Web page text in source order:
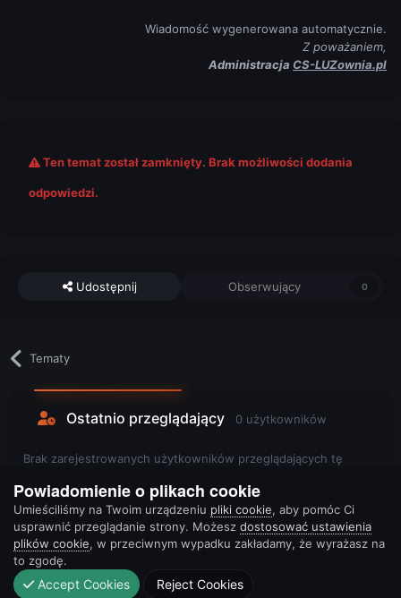
Wiadomość wygenerowana automatycznie.
Z poważaniem,
Administracja CS-LUZownia.pl
Ten temat został zamknięty. Brak możliwości dodania
odpowiedzi.
Udostępnij Obserwujący 0
Tematy
Ostatnio przeglądający 0 użytkowników
Brak zarejestrowanych użytkowników przeglądających tę
Powiadomienie o plikach cookie
Umieściliśmy na Twoim urządzeniu pliki cookie, aby pomóc Ci
usprawnić przeglądanie strony. Możesz dostosować ustawienia
plików cookie, w przeciwnym wypadku zakładamy, że wyrażasz na
to zgodę.
Accept Cookies Reject Cookies